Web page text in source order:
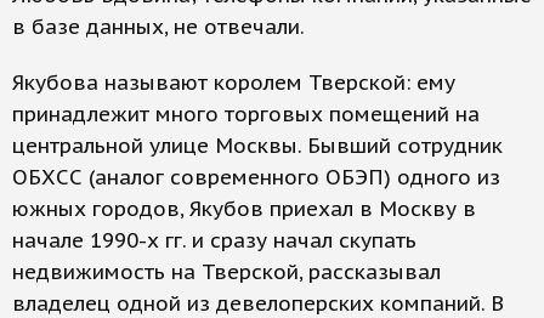
в базе данных, не отвечали.
Якубова называют королем Тверской: ему
принадлежит много торговых помещений на
центральной улице Москвы. Бывший сотрудник
ОБХСС (аналог современного ОБЭП) одного из
южных городов, Якубов приехал в Москву в
начале 1990-х гг. и сразу начал скупать
недвижимость на Тверской, рассказывал
владелец одной из девелоперских компаний. В